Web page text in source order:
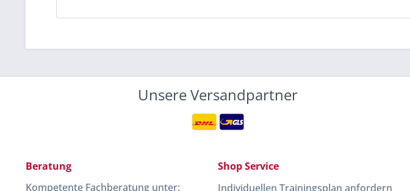
Unsere Versandpartner
Beratung
Kompetente Fachberatung unter:
Shop Service
Individuellen Trainingsplan anfordern